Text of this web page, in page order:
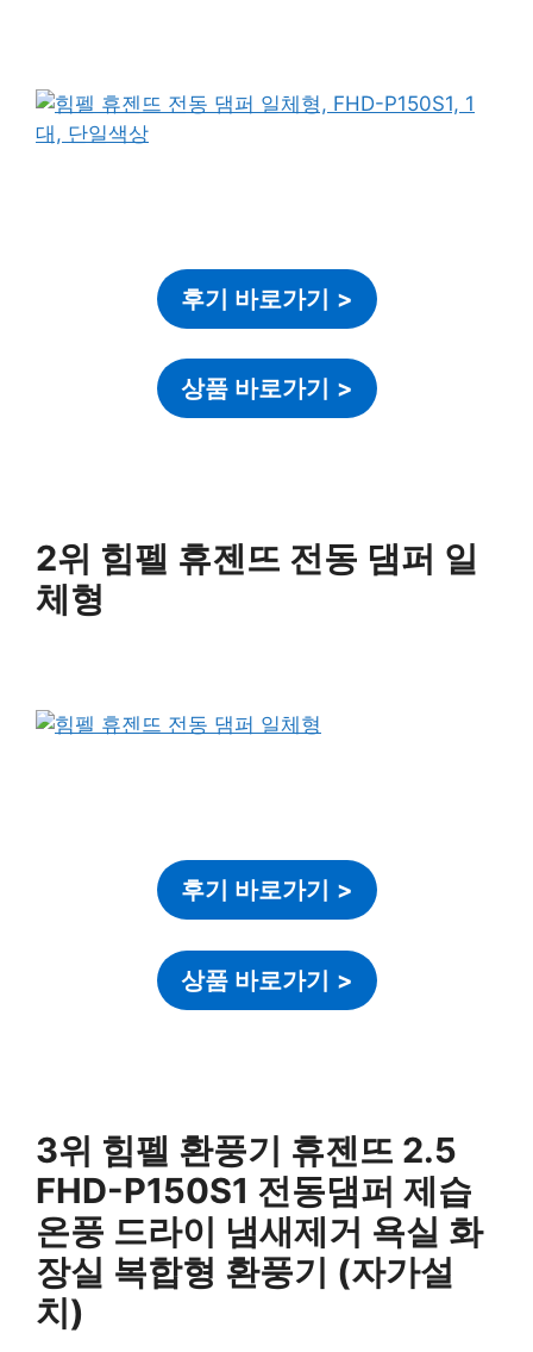
후기 바로가기 >
상품 바로가기 >
2위 힘펠 휴젠뜨 전동 댐퍼 일
체형
후기 바로가기 >
상품 바로가기 >
3위 힘펠 환풍기 휴젠뜨 2.5
FHD-P150S1 전동댐퍼 제습
온풍 드라이 냄새제거 욕실 화
장실 복합형 환풍기 (자가설
치)